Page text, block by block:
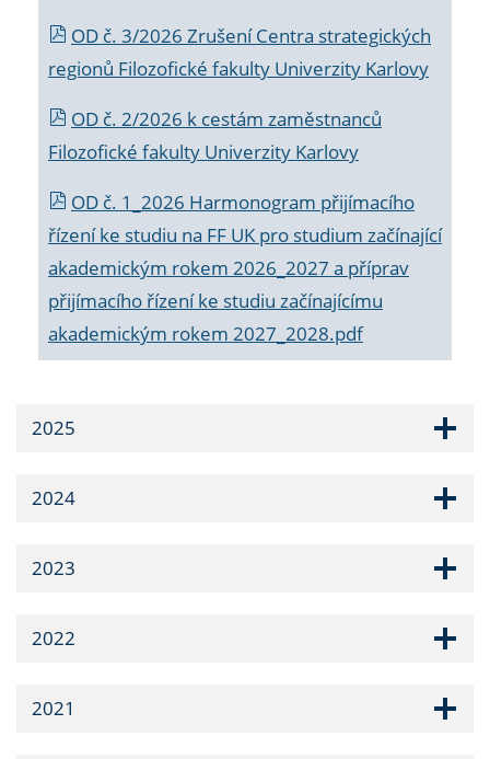
OD č. 3/2026 Zrušení Centra strategických
regionů Filozofické fakulty Univerzity Karlovy
OD č. 2/2026 k cestám zaměstnanců
Filozofické fakulty Univerzity Karlovy
OD č. 1_2026 Harmonogram přijímacího
řízení ke studiu na FF UK pro studium začínající
akademickým rokem 2026_2027 a příprav
přijímacího řízení ke studiu začínajícímu
akademickým rokem 2027_2028.pdf
2025
2024
2023
2022
2021